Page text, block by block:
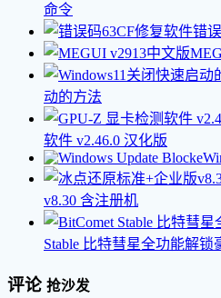
命令
错
动的方法
软件 v2.46.0 汉化版
v8.30 含注册机
Stable 比特彗星全功能解锁
评论 抢沙发